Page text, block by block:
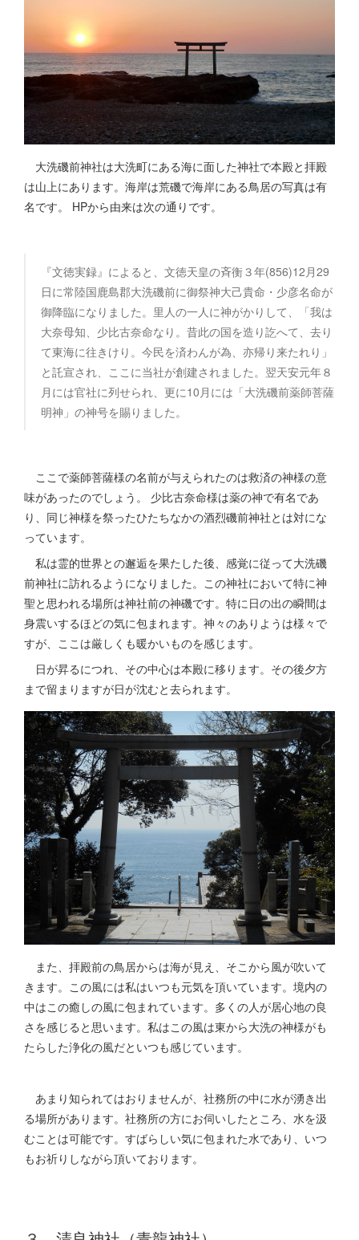
大洗磯前神社は大洗町にある海に面した神社で本殿と拝殿
は山上にあります。海岸は荒磯で海岸にある鳥居の写真は有
名です。 HPから由来は次の通りです。
『文徳実録』によると、文徳天皇の斉衡３年(856)12月29
日に常陸国鹿島郡大洗磯前に御祭神大己貴命・少彦名命が
御降臨になりました。里人の一人に神がかりして、「我は
大奈母知、少比古奈命なり。昔此の国を造り訖へて、去り
て東海に往きけり。今民を済わんが為、亦帰り来たれり」
と託宣され、ここに当社が創建されました。翌天安元年８
月には官社に列せられ、更に10月には「大洗磯前薬師菩薩
明神」の神号を賜りました。
ここで薬師菩薩様の名前が与えられたのは救済の神様の意
味があったのでしょう。 少比古奈命様は薬の神で有名であ
り、同じ神様を祭ったひたちなかの酒烈磯前神社とは対にな
っています。
私は霊的世界との邂逅を果たした後、感覚に従って大洗磯
前神社に訪れるようになりました。この神社において特に神
聖と思われる場所は神社前の神磯です。特に日の出の瞬間は
身震いするほどの気に包まれます。神々のありようは様々で
すが、ここは厳しくも暖かいものを感じます。
日が昇るにつれ、その中心は本殿に移ります。その後夕方
まで留まりますが日が沈むと去られます。
また、拝殿前の鳥居からは海が見え、そこから風が吹いて
きます。この風には私はいつも元気を頂いています。境内の
中はこの癒しの風に包まれています。多くの人が居心地の良
さを感じると思います。私はこの風は東から大洗の神様がも
たらした浄化の風だといつも感じています。
あまり知られてはおりませんが、社務所の中に水が湧き出
る場所があります。社務所の方にお伺いしたところ、水を汲
むことは可能です。すばらしい気に包まれた水であり、いつ
もお祈りしながら頂いております。